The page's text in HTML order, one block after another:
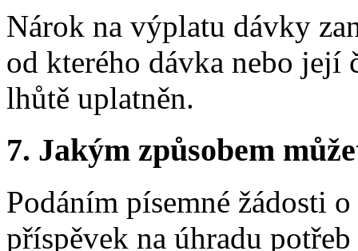
Nárok na výplatu dávky
od kterého dávka nebo její
lhůtě uplatněn.
7. Jakým způsobem
Podáním písemné žádosti
příspěvek na úhradu